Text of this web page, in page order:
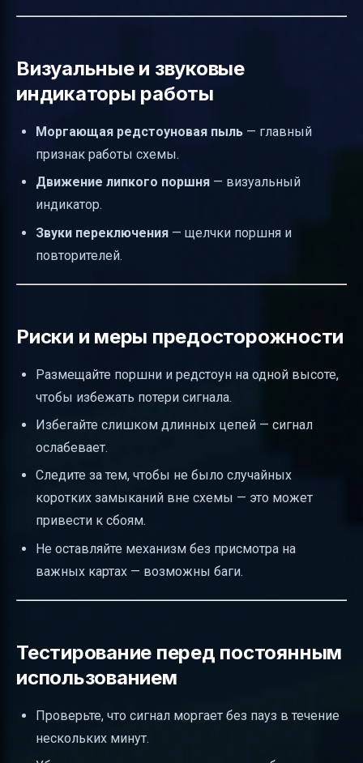
Визуальные и звуковые
индикаторы работы
Моргающая редстоуновая пыль — главный
признак работы схемы.
Движение липкого поршня — визуальный
индикатор.
Звуки переключения — щелчки поршня и
повторителей.
Риски и меры предосторожности
Размещайте поршни и редстоун на одной высоте,
чтобы избежать потери сигнала.
Избегайте слишком длинных цепей — сигнал
ослабевает.
Следите за тем, чтобы не было случайных
коротких замыканий вне схемы — это может
привести к сбоям.
Не оставляйте механизм без присмотра на
важных картах — возможны баги.
Тестирование перед постоянным
использованием
Проверьте, что сигнал моргает без пауз в течение
нескольких минут.